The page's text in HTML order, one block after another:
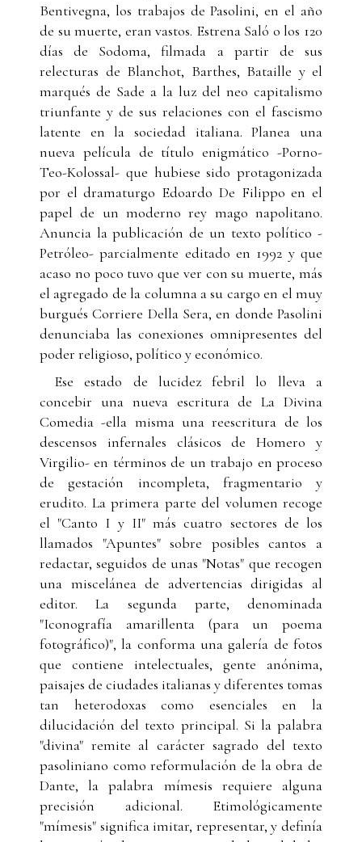
Bentivegna, los trabajos de Pasolini, en el año
de su muerte, eran vastos. Estrena Saló o los 120
días de Sodoma, filmada a partir de sus
relecturas de Blanchot, Barthes, Bataille y el
marqués de Sade a la luz del neo capitalismo
triunfante y de sus relaciones con el fascismo
latente en la sociedad italiana. Planea una
nueva película de título enigmático -Porno-
Teo-Kolossal- que hubiese sido protagonizada
por el dramaturgo Edoardo De Filippo en el
papel de un moderno rey mago napolitano.
Anuncia la publicación de un texto político -
Petróleo- parcialmente editado en 1992 y que
acaso no poco tuvo que ver con su muerte, más
el agregado de la columna a su cargo en el muy
burgués Corriere Della Sera, en donde Pasolini
denunciaba las conexiones omnipresentes del
poder religioso, político y económico.
Ese estado de lucidez febril lo lleva a
concebir una nueva escritura de La Divina
Comedia -ella misma una reescritura de los
descensos infernales clásicos de Homero y
Virgilio- en términos de un trabajo en proceso
de gestación incompleta, fragmentario y
erudito. La primera parte del volumen recoge
el "Canto I y II" más cuatro sectores de los
llamados "Apuntes" sobre posibles cantos a
redactar, seguidos de unas "Notas" que recogen
una miscelánea de advertencias dirigidas al
editor. La segunda parte, denominada
"Iconografía amarillenta (para un poema
fotográfico)", la conforma una galería de fotos
que contiene intelectuales, gente anónima,
paisajes de ciudades italianas y diferentes tomas
tan heterodoxas como esenciales en la
dilucidación del texto principal. Si la palabra
"divina" remite al carácter sagrado del texto
pasoliniano como reformulación de la obra de
Dante, la palabra mímesis requiere alguna
precisión adicional. Etimológicamente
"mímesis" significa imitar, representar, y definía